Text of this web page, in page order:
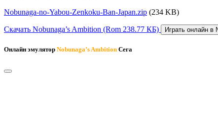
Nobunaga-no-Yabou-Zenkoku-Ban-Japan.zip (234 KB)
Скачать Nobunaga’s Ambition (Rom 238.77 КБ) Играть онлайн в
Онлайн эмулятор Nobunaga’s Ambition Сега